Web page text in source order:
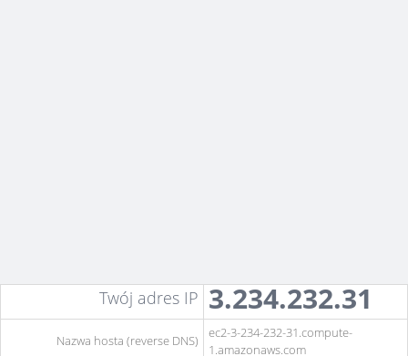
Twój adres IP 3.234.232.31
Nazwa hosta (reverse DNS)
ec2-3-234-232-31.compute-
1.amazonaws.com